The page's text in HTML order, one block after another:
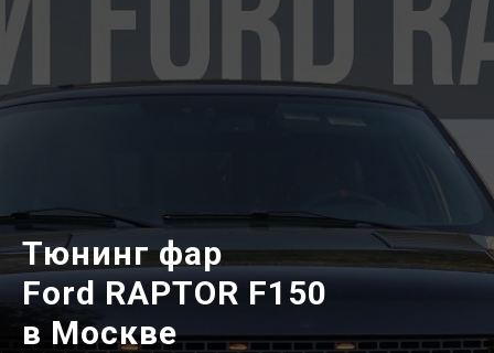
Тюнинг фар
Ford RAPTOR F150
в Москве